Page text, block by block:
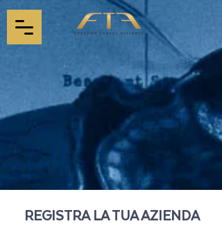
REGISTRA LA TUA AZIENDA